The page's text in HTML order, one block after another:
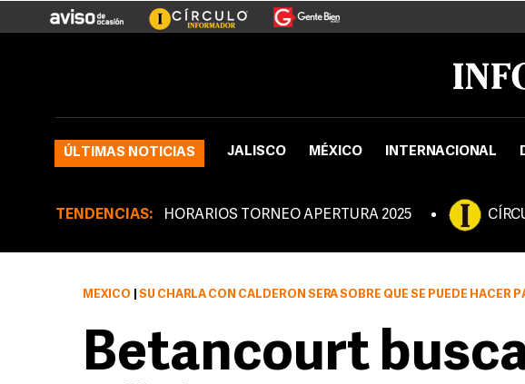
ÚLTIMAS NOTICIAS JALISCO MÉXICO INTERNACIONAL
TENDENCIAS: HORARIOS TORNEO APERTURA 2025
MÉXICO SU CHARLA CON CALDERÓN SERÁ SOBRE QUÉ SE PUEDE HACER PARA QUE EL CONTINENTE QUEDE
Betancourt